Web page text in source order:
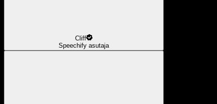
Cliff
Speechify asutaja